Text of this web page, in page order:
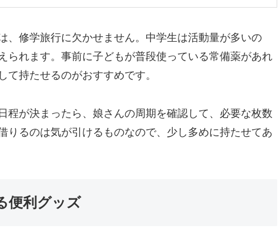
、修学旅行に欠かせません。中学生は活動量が多いの
られます。事前に子どもが普段使っている常備薬があれ
持たせるのがおすすめです。
程が決まったら、娘さんの周期を確認して、必要な枚数
りるのは気が引けるものなので、少し多めに持たせてあ
便利グッズ